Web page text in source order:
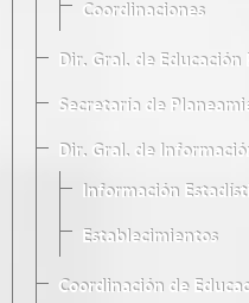
Coordinaciones
Dir. Gral. de Educación
Secretaría de
Dir. Gral. de
Información
Establecimientos
Coordinación de